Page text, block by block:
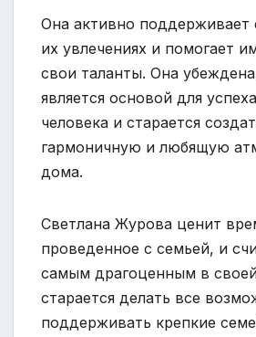
Она активно поддерживает
их увлечениях и помогает
свои таланты. Она
является основой для
человека и старается
гармоничную и любящую
дома.
Светлана Журова ценит
проведенное с семьей, и
самым драгоценным в
старается делать все
поддерживать крепкие